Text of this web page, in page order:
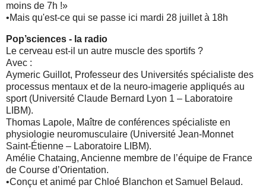
moins de 7h !»
•Mais qu'est-ce qui se passe ici mardi 28 juillet à 18h
Pop’sciences - la radio
Le cerveau est-il un autre muscle des sportifs ?
Avec :
Aymeric Guillot, Professeur des Universités spécialiste des
processus mentaux et de la neuro-imagerie appliqués au
sport (Université Claude Bernard Lyon 1 – Laboratoire
LIBM).
Thomas Lapole, Maître de conférences spécialiste en
physiologie neuromusculaire (Université Jean-Monnet
Saint-Étienne – Laboratoire LIBM).
Amélie Chataing, Ancienne membre de l’équipe de France
de Course d’Orientation.
•Conçu et animé par Chloé Blanchon et Samuel Belaud.